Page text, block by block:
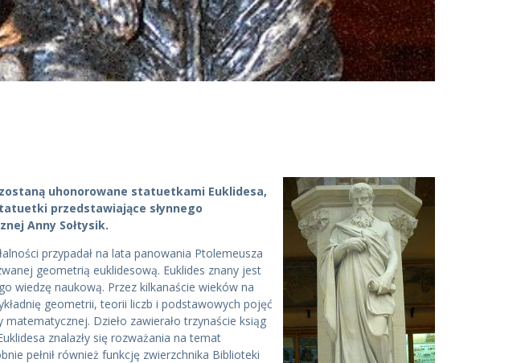
uhonorowane statuetkami Euklidesa,
przedstawiające słynnego
Anny Sołtysik.
przypadał na lata panowania Ptolemeusza
geometrią euklidesową. Euklides znany jest
wiedzę naukową. Przez kilkanaście wieków na
geometrii, teorii liczb i podstawowych pojęć
Dzieło zawierało trzynaście ksiąg
znalazły się rozważania na temat
pełnił również funkcję zwierzchnika Biblioteki